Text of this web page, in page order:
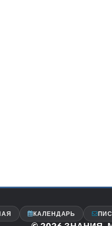
КАЛЕНДАРЬ